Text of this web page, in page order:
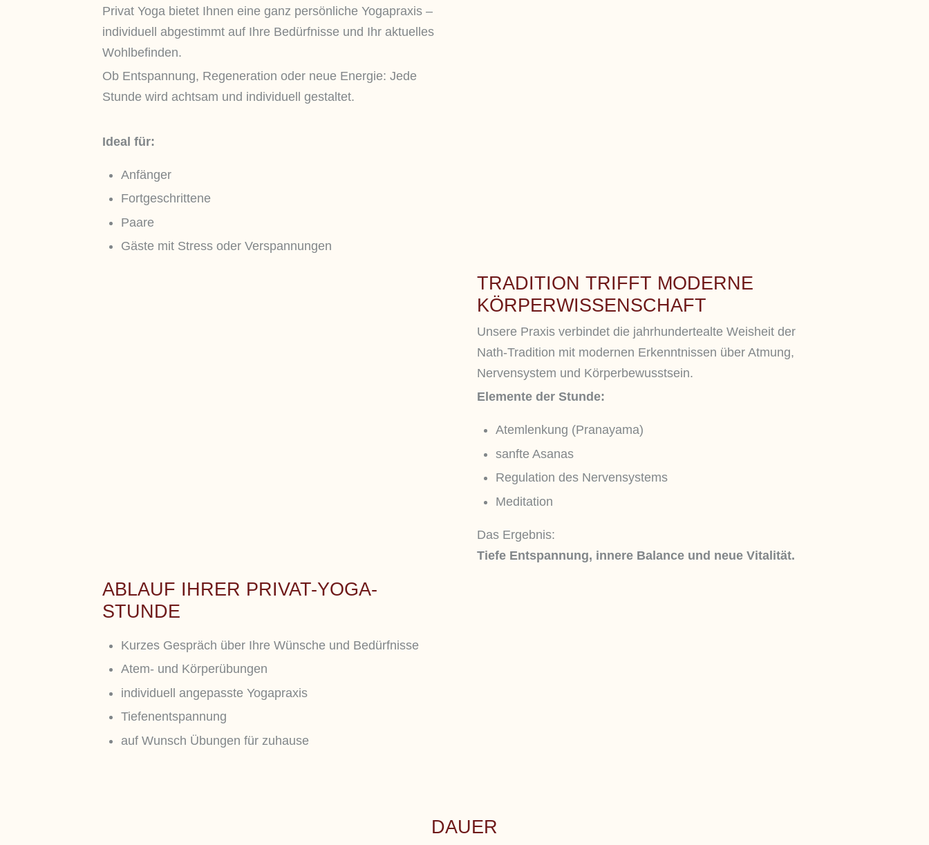
Privat Yoga bietet Ihnen eine ganz persönliche Yogapraxis –
individuell abgestimmt auf Ihre Bedürfnisse und Ihr aktuelles
Wohlbefinden.
Ob Entspannung, Regeneration oder neue Energie: Jede
Stunde wird achtsam und individuell gestaltet.
Ideal für:
Anfänger
Fortgeschrittene
Paare
Gäste mit Stress oder Verspannungen
TRADITION TRIFFT MODERNE
KÖRPERWISSENSCHAFT
Unsere Praxis verbindet die jahrhundertealte Weisheit der
Nath-Tradition mit modernen Erkenntnissen über Atmung,
Nervensystem und Körperbewusstsein.
Elemente der Stunde:
Atemlenkung (Pranayama)
sanfte Asanas
Regulation des Nervensystems
Meditation
Das Ergebnis:
Tiefe Entspannung, innere Balance und neue Vitalität.
ABLAUF IHRER PRIVAT-YOGA-
STUNDE
Kurzes Gespräch über Ihre Wünsche und Bedürfnisse
Atem- und Körperübungen
individuell angepasste Yogapraxis
Tiefenentspannung
auf Wunsch Übungen für zuhause
DAUER